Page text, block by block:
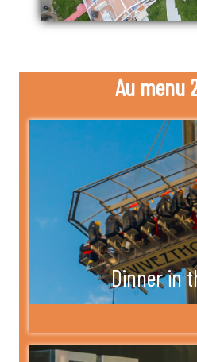
Au menu
Dinner in